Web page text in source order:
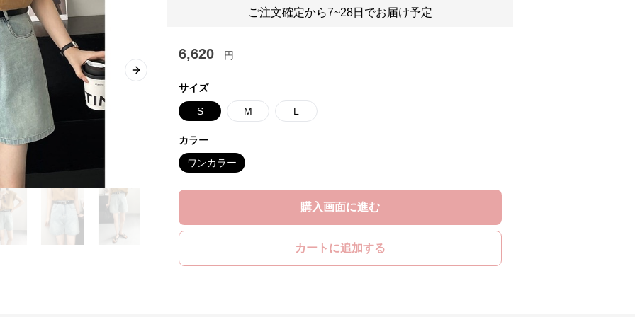
Next slide
ご注文確定から7~28日でお届け予定
6,620 円
サイズ
S M L
カラー
ワンカラー
購入画面に進む
カートに追加する